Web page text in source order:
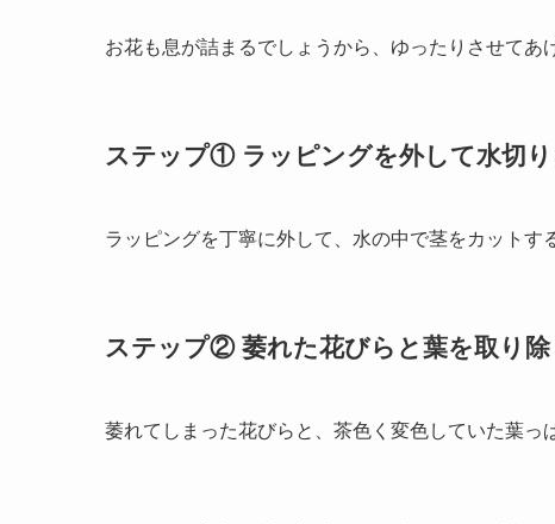
お花も息が詰まるでしょうから、ゆったりさせてあ
ステップ① ラッピングを外して水切
ラッピングを丁寧に外して、水の中で茎をカットす
ステップ② 萎れた花びらと葉を取り除
萎れてしまった花びらと、茶色く変色していた葉っ